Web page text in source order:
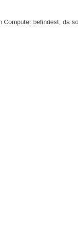
befindest, da